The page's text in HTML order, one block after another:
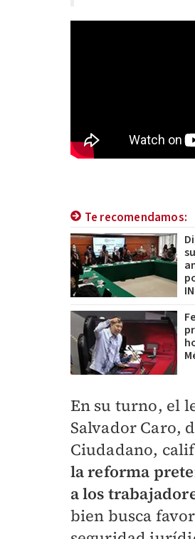
Te recomendamos:
En su turno, el
Salvador Caro,
Ciudadano,
la reforma
a los
bien busca